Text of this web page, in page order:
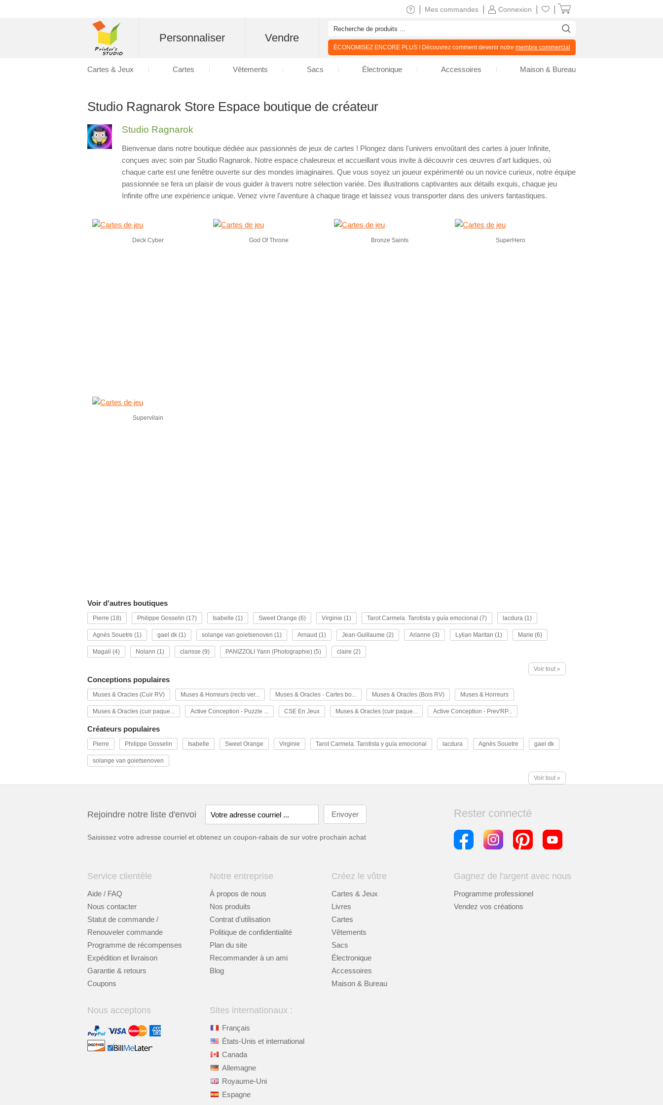
Connexion
Mes commandes
Personnaliser Vendre
ÉCONOMISEZ ENCORE PLUS ! Découvrez comment devenir notre membre commercial
Cartes & Jeux Cartes Vêtements Sacs Électronique Accessoires Maison & Bureau
Studio Ragnarok Store Espace boutique de créateur
Studio Ragnarok
Bienvenue dans notre boutique dédiée aux passionnés de jeux de cartes ! Plongez dans l'univers envoûtant des cartes à jouer Infinite,
conçues avec soin par Studio Ragnarok. Notre espace chaleureux et accueillant vous invite à découvrir ces œuvres d'art ludiques, où
chaque carte est une fenêtre ouverte sur des mondes imaginaires. Que vous soyez un joueur expérimenté ou un novice curieux, notre équipe
passionnée se fera un plaisir de vous guider à travers notre sélection variée. Des illustrations captivantes aux détails exquis, chaque jeu
Infinite offre une expérience unique. Venez vivre l'aventure à chaque tirage et laissez vous transporter dans des univers fantastiques.
Deck Cyber God Of Throne Bronze Saints SuperHero
Supervilain
Voir d'autres boutiques
Pierre (18) Philippe Gosselin (17) Isabelle (1) Sweet Orange (6) Virginie (1) Tarot Carmela. Tarotista y guía emocional (7) lacdura (1)
Agnès Souetre (1) gael dk (1) solange van goietsenoven (1) Arnaud (1) Jean-Guillaume (2) Arianne (3) Lylian Maritan (1) Marie (6)
Magali (4) Nolann (1) clarisse (9) PANIZZOLI Yann (Photographie) (5) claire (2)
Voir tout »
Conceptions populaires
Muses & Oracles (Cuir RV) Muses & Horreurs (recto ver... Muses & Oracles - Cartes bo... Muses & Oracles (Bois RV) Muses & Horreurs
Muses & Oracles (cuir paque... Active Conception - Puzzle ... CSE En Jeux Muses & Oracles (cuir paque... Active Conception - Prev'RP...
Créateurs populaires
Pierre Philippe Gosselin Isabelle Sweet Orange Virginie Tarot Carmela. Tarotista y guía emocional lacdura Agnès Souetre gael dk
solange van goietsenoven
Voir tout »
Rejoindre notre liste d'envoi
Saisissez votre adresse courriel et obtenez un coupon-rabais de sur votre prochain achat
Rester connecté
Service clientèle
Aide / FAQ
Nous contacter
Statut de commande /
Renouveler commande
Programme de récompenses
Expédition et livraison
Garantie & retours
Coupons
Notre entreprise
À propos de nous
Nos produits
Contrat d'utilisation
Politique de confidentialité
Plan du site
Recommander à un ami
Blog
Créez le vôtre
Cartes & Jeux
Livres
Cartes
Vêtements
Sacs
Électronique
Accessoires
Maison & Bureau
Gagnez de l'argent avec nous
Programme professionel
Vendez vos créations
Nous acceptons Sites internationaux :
Français
États-Unis et international
Canada
Allemagne
Royaume-Uni
Espagne